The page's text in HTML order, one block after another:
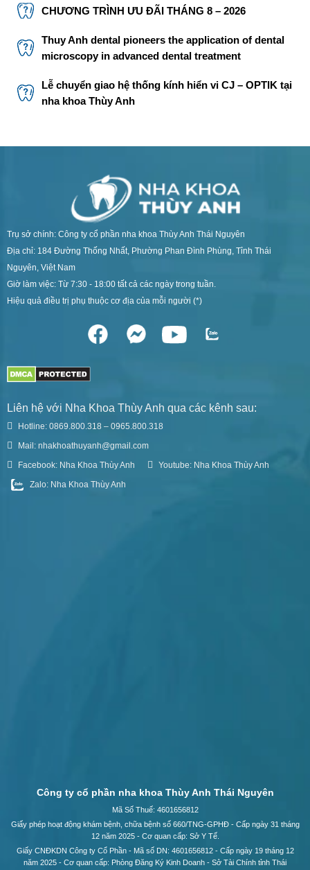
CHƯƠNG TRÌNH ƯU ĐÃI THÁNG 8 – 2026
Thuy Anh dental pioneers the application of dental
microscopy in advanced dental treatment
Lễ chuyển giao hệ thống kính hiển vi CJ – OPTIK tại
nha khoa Thùy Anh
Trụ sở chính: Công ty cổ phần nha khoa Thùy Anh Thái Nguyên
Địa chỉ: 184 Đường Thống Nhất, Phường Phan Đình Phùng, Tỉnh Thái
Nguyên, Việt Nam
Giờ làm việc: Từ 7:30 - 18:00 tất cả các ngày trong tuần.
Hiệu quả điều trị phụ thuộc cơ địa của mỗi người (*)
Liên hệ với Nha Khoa Thùy Anh qua các kênh sau:
Hotline: 0869.800.318 – 0965.800.318
Mail: nhakhoathuyanh@gmail.com
Facebook: Nha Khoa Thùy Anh
Youtube: Nha Khoa Thùy Anh
Zalo: Nha Khoa Thùy Anh
Công ty cổ phần nha khoa Thùy Anh Thái Nguyên
Mã Số Thuế: 4601656812
Giấy phép hoạt động khám bệnh, chữa bệnh số 660/TNG-GPHĐ - Cấp ngày 31 tháng
12 năm 2025 - Cơ quan cấp: Sở Y Tế.
Giấy CNĐKDN Công ty Cổ Phần - Mã số DN: 4601656812 - Cấp ngày 19 tháng 12
năm 2025 - Cơ quan cấp: Phòng Đăng Ký Kinh Doanh - Sở Tài Chính tỉnh Thái